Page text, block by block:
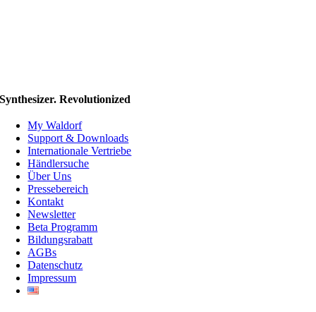
Synthesizer. Revolutionized
My Waldorf
Support & Downloads
Internationale Vertriebe
Händlersuche
Über Uns
Pressebereich
Kontakt
Newsletter
Beta Programm
Bildungsrabatt
AGBs
Datenschutz
Impressum